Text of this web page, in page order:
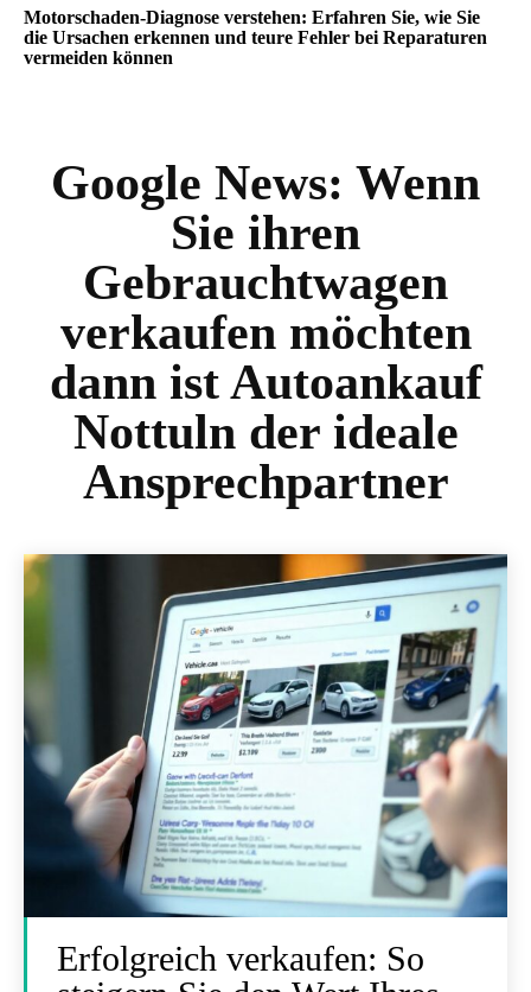
Motorschaden-Diagnose verstehen: Erfahren Sie, wie Sie
die Ursachen erkennen und teure Fehler bei Reparaturen
vermeiden können
Google News: Wenn
Sie ihren
Gebrauchtwagen
verkaufen möchten
dann ist Autoankauf
Nottuln der ideale
Ansprechpartner
Erfolgreich verkaufen: So